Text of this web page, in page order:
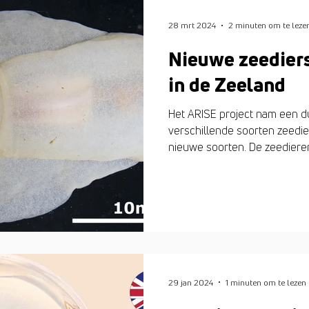
Nieuwe
in de Zeeland
Het ARISE project nam een
verschillende soorten
nieuwe soorten. De
28 mrt 2024 2 minuten om te
29 jan 2024 1 minuten om te lezen